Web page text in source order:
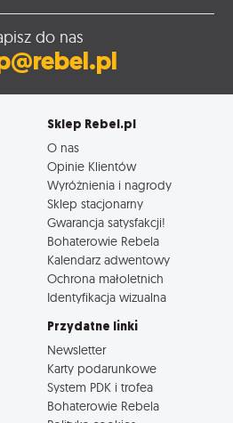
do nas
Sklep Rebel.pl
O nas
Opinie Klientów
Wyróżnienia i nagrody
Sklep stacjonarny
Gwarancja satysfakcji!
Bohaterowie Rebela
Kalendarz adwentowy
Ochrona małoletnich
Identyfikacja wizualna
Przydatne linki
Newsletter
Karty podarunkowe
System PDK i trofea
Bohaterowie Rebela